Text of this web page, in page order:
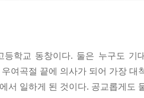
에 들어가야 힘을 발휘할 수 있으
도 모든 치료에 성공할 수는 없다.
자였다. 그러나 “과거를 파헤치기
회, 수능 한 방으로 의대에 간 에
것 같다’며 게임과 농구에만 몰
등학교 동창이다. 둘은 누구도 기
여곡절 끝에 의사가 되어 가장
서 일하게 된 것이다. 공교롭게도